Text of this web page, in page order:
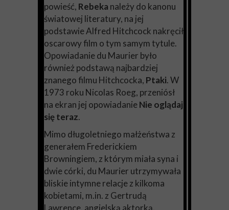
powieść, Rebeka należy do kanonu
światowej literatury, na jej
podstawie Alfred Hitchcock nakręcił
oscarowy film o tym samym tytule.
Opowiadanie du Maurier było
również podstawą najbardziej
znanego filmu Hitchcocka, Ptaki. W
1973 roku Nicolas Roeg, przeniósł
na ekran jej opowiadanieNie oglądaj
się teraz.
Mimo długoletniego małżeństwa z
generałem Frederickiem
Browningiem, z którym miała syna i
dwie córki, du Maurier utrzymywała
bliskie intymne relacje z kilkoma
kobietami, m.in. z Gertrudą
Lawrence, angielską aktorką,